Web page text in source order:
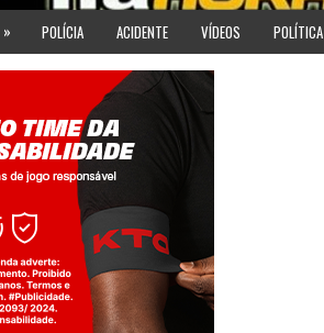
» POLÍCIA ACIDENTE VÍDEOS POLÍTICA